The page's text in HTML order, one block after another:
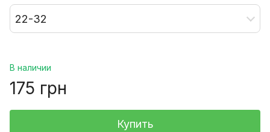
22-32
В наличии
175 грн
Купить